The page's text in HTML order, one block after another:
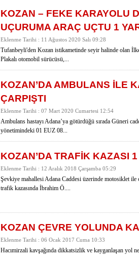
KOZAN – FEKE KARAYOLU
UÇURUMA ARAÇ UÇTU 1
Eklenme Tarihi : 11 Ağustos 2020 Salı 09:28
Tufanbeyli'den Kozan istikametinde seyir halinde olan
Plakalı otomobil sürücüsü,...
KOZAN’DA AMBULANS İLE
ÇARPIŞTI
Eklenme Tarihi : 07 Mart 2020 Cumartesi 12:54
Ambulans hastayı Adana’ya götürdüğü sırada Güneri
yönetimindeki 01 EUZ 08...
KOZAN’DA TRAFİK KAZASI
Eklenme Tarihi : 12 Aralık 2018 Çarşamba 05:29
Şevkiye mahallesi Adana Caddesi üzerinde motosiklet ile
trafik kazasında İbrahim Ö....
KOZAN ÇEVRE YOLUNDA
Eklenme Tarihi : 06 Ocak 2017 Cuma 10:33
Hacımirzali kavşağında dikkatsizlik ve kayganlaşan yol